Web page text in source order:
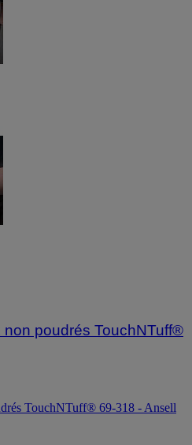
poudrés TouchNTuff®
TouchNTuff® 69-318 - Ansell